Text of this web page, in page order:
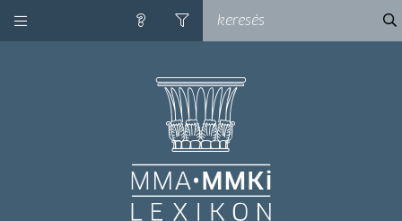
kategóriák
súgó szűrés